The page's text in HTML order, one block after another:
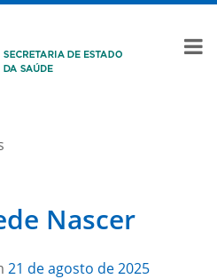
Nascer
21 de agosto de 2025